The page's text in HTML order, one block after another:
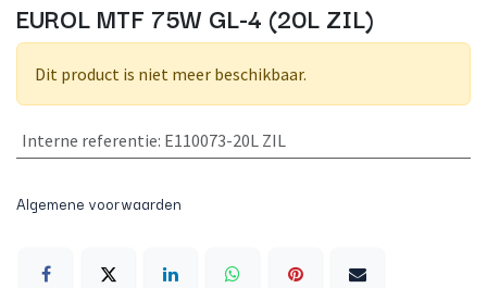
EUROL MTF 75W GL-4 (20L ZIL)
Dit product is niet meer beschikbaar.
Interne referentie: E110073-20L ZIL
Algemene voorwaarden